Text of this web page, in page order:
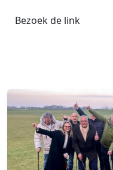
Bezoek de link